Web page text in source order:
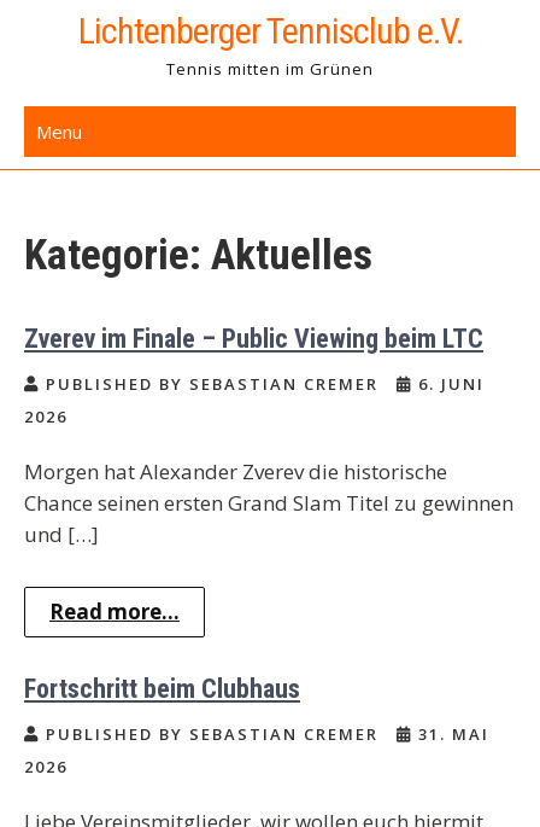
Lichtenberger Tennisclub e.V.
Tennis mitten im Grünen
Menu
Kategorie: Aktuelles
Zverev im Finale – Public Viewing beim LTC
PUBLISHED BY SEBASTIAN CREMER
6. JUNI
2026
Morgen hat Alexander Zverev die historische
Chance seinen ersten Grand Slam Titel zu gewinnen
und […]
Read more...
Fortschritt beim Clubhaus
PUBLISHED BY SEBASTIAN CREMER
31. MAI
2026